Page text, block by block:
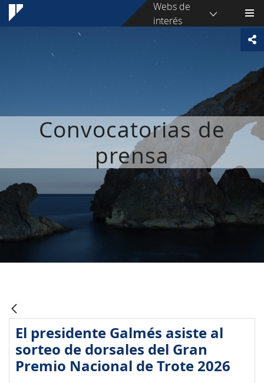
Webs de
interés
Convocatorias de
prensa
El presidente Galmés asiste al
sorteo de dorsales del Gran
Premio Nacional de Trote 2026